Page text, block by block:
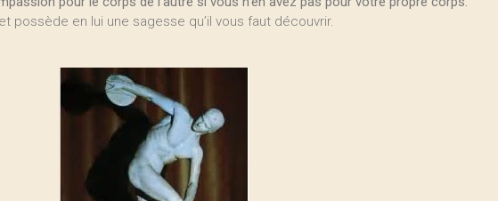
possède en lui une sagesse qu’il vous faut découvrir.